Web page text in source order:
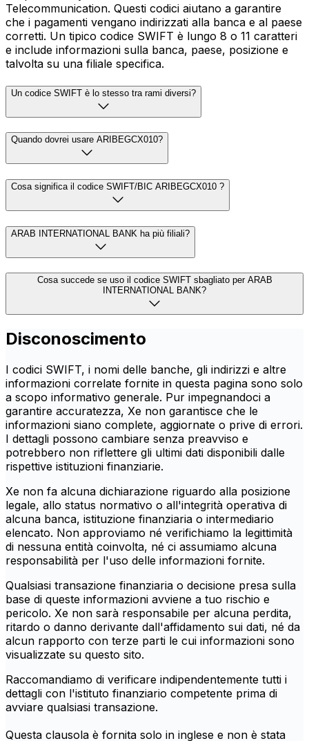
Telecommunication. Questi codici aiutano a garantire
che i pagamenti vengano indirizzati alla banca e al paese
corretti. Un tipico codice SWIFT è lungo 8 o 11 caratteri
e include informazioni sulla banca, paese, posizione e
talvolta su una filiale specifica.
Un codice SWIFT è lo stesso tra rami diversi?
Quando dovrei usare ARIBEGCX010?
Cosa significa il codice SWIFT/BIC ARIBEGCX010 ?
ARAB INTERNATIONAL BANK ha più filiali?
Cosa succede se uso il codice SWIFT sbagliato per ARAB
INTERNATIONAL BANK?
Disconoscimento
I codici SWIFT, i nomi delle banche, gli indirizzi e altre
informazioni correlate fornite in questa pagina sono solo
a scopo informativo generale. Pur impegnandoci a
garantire accuratezza, Xe non garantisce che le
informazioni siano complete, aggiornate o prive di errori.
I dettagli possono cambiare senza preavviso e
potrebbero non riflettere gli ultimi dati disponibili dalle
rispettive istituzioni finanziarie.
Xe non fa alcuna dichiarazione riguardo alla posizione
legale, allo status normativo o all'integrità operativa di
alcuna banca, istituzione finanziaria o intermediario
elencato. Non approviamo né verifichiamo la legittimità
di nessuna entità coinvolta, né ci assumiamo alcuna
responsabilità per l'uso delle informazioni fornite.
Qualsiasi transazione finanziaria o decisione presa sulla
base di queste informazioni avviene a tuo rischio e
pericolo. Xe non sarà responsabile per alcuna perdita,
ritardo o danno derivante dall'affidamento sui dati, né da
alcun rapporto con terze parti le cui informazioni sono
visualizzate su questo sito.
Raccomandiamo di verificare indipendentemente tutti i
dettagli con l'istituto finanziario competente prima di
avviare qualsiasi transazione.
Questa clausola è fornita solo in inglese e non è stata